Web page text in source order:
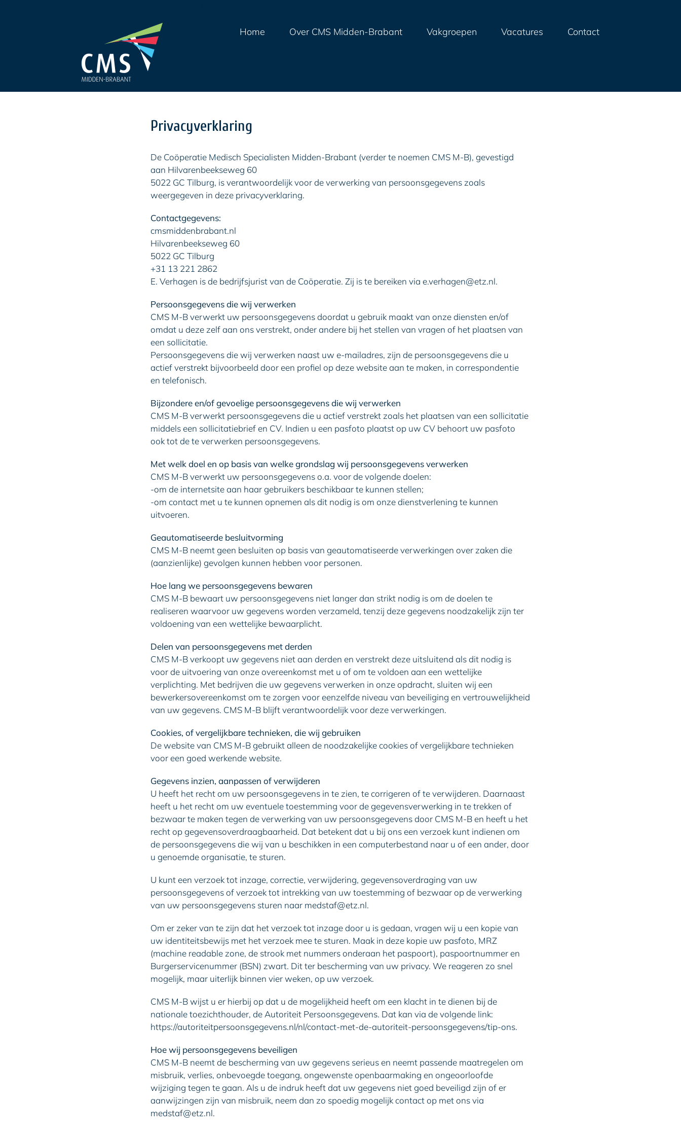
contentHome Over CMS Midden-Brabant Vakgroepen Vacatures Contact
Privacyverklaring
De Coöperatie Medisch Specialisten Midden-Brabant (verder te noemen CMS M-B), gevestigd
aan Hilvarenbeekseweg 60
5022 GC Tilburg, is verantwoordelijk voor de verwerking van persoonsgegevens zoals
weergegeven in deze privacyverklaring.
Contactgegevens:
cmsmiddenbrabant.nl
Hilvarenbeekseweg 60
5022 GC Tilburg
+31 13 221 2862
E. Verhagen is de bedrijfsjurist van de Coöperatie. Zij is te bereiken via e.verhagen@etz.nl.
Persoonsgegevens die wij verwerken
CMS M-B verwerkt uw persoonsgegevens doordat u gebruik maakt van onze diensten en/of
omdat u deze zelf aan ons verstrekt, onder andere bij het stellen van vragen of het plaatsen van
een sollicitatie.
Persoonsgegevens die wij verwerken naast uw e-mailadres, zijn de persoonsgegevens die u
actief verstrekt bijvoorbeeld door een profiel op deze website aan te maken, in correspondentie
en telefonisch.
Bijzondere en/of gevoelige persoonsgegevens die wij verwerken
CMS M-B verwerkt persoonsgegevens die u actief verstrekt zoals het plaatsen van een sollicitatie
middels een sollicitatiebrief en CV. Indien u een pasfoto plaatst op uw CV behoort uw pasfoto
ook tot de te verwerken persoonsgegevens.
Met welk doel en op basis van welke grondslag wij persoonsgegevens verwerken
CMS M-B verwerkt uw persoonsgegevens o.a. voor de volgende doelen:
-om de internetsite aan haar gebruikers beschikbaar te kunnen stellen;
-om contact met u te kunnen opnemen als dit nodig is om onze dienstverlening te kunnen
uitvoeren.
Geautomatiseerde besluitvorming
CMS M-B neemt geen besluiten op basis van geautomatiseerde verwerkingen over zaken die
(aanzienlijke) gevolgen kunnen hebben voor personen.
Hoe lang we persoonsgegevens bewaren
CMS M-B bewaart uw persoonsgegevens niet langer dan strikt nodig is om de doelen te
realiseren waarvoor uw gegevens worden verzameld, tenzij deze gegevens noodzakelijk zijn ter
voldoening van een wettelijke bewaarplicht.
Delen van persoonsgegevens met derden
CMS M-B verkoopt uw gegevens niet aan derden en verstrekt deze uitsluitend als dit nodig is
voor de uitvoering van onze overeenkomst met u of om te voldoen aan een wettelijke
verplichting. Met bedrijven die uw gegevens verwerken in onze opdracht, sluiten wij een
bewerkersovereenkomst om te zorgen voor eenzelfde niveau van beveiliging en vertrouwelijkheid
van uw gegevens. CMS M-B blijft verantwoordelijk voor deze verwerkingen.
Cookies, of vergelijkbare technieken, die wij gebruiken
De website van CMS M-B gebruikt alleen de noodzakelijke cookies of vergelijkbare technieken
voor een goed werkende website.
Gegevens inzien, aanpassen of verwijderen
U heeft het recht om uw persoonsgegevens in te zien, te corrigeren of te verwijderen. Daarnaast
heeft u het recht om uw eventuele toestemming voor de gegevensverwerking in te trekken of
bezwaar te maken tegen de verwerking van uw persoonsgegevens door CMS M-B en heeft u het
recht op gegevensoverdraagbaarheid. Dat betekent dat u bij ons een verzoek kunt indienen om
de persoonsgegevens die wij van u beschikken in een computerbestand naar u of een ander, door
u genoemde organisatie, te sturen.
U kunt een verzoek tot inzage, correctie, verwijdering, gegevensoverdraging van uw
persoonsgegevens of verzoek tot intrekking van uw toestemming of bezwaar op de verwerking
van uw persoonsgegevens sturen naar medstaf@etz.nl.
Om er zeker van te zijn dat het verzoek tot inzage door u is gedaan, vragen wij u een kopie van
uw identiteitsbewijs met het verzoek mee te sturen. Maak in deze kopie uw pasfoto, MRZ
(machine readable zone, de strook met nummers onderaan het paspoort), paspoortnummer en
Burgerservicenummer (BSN) zwart. Dit ter bescherming van uw privacy. We reageren zo snel
mogelijk, maar uiterlijk binnen vier weken, op uw verzoek.
CMS M-B wijst u er hierbij op dat u de mogelijkheid heeft om een klacht in te dienen bij de
nationale toezichthouder, de Autoriteit Persoonsgegevens. Dat kan via de volgende link:
https://autoriteitpersoonsgegevens.nl/nl/contact-met-de-autoriteit-persoonsgegevens/tip-ons.
Hoe wij persoonsgegevens beveiligen
CMS M-B neemt de bescherming van uw gegevens serieus en neemt passende maatregelen om
misbruik, verlies, onbevoegde toegang, ongewenste openbaarmaking en ongeoorloofde
wijziging tegen te gaan. Als u de indruk heeft dat uw gegevens niet goed beveiligd zijn of er
aanwijzingen zijn van misbruik, neem dan zo spoedig mogelijk contact op met ons via
medstaf@etz.nl.